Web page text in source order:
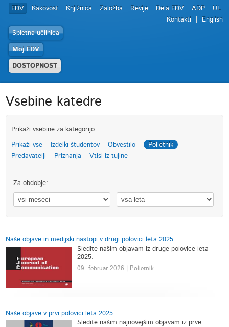
FDV Kakovost Knjižnica Založba Revije Dela FDV ADP
UL
Kontakti
English
Spletna učilnica
Moj FDV
DOSTOPNOST
Vsebine katedre
Prikaži vsebine za kategorijo:
Prikaži vse Izdelki študentov Obvestilo
Polletnik
Predavatelji
Priznanja Vtisi iz tujine
Za obdobje:
Naše objave in medijski nastopi v drugi polovici leta 2025
Sledite našim objavam iz druge polovice leta
2025.
09. februar 2026 | Polletnik
Naše objave v prvi polovici leta 2025
Sledite našim najnovejšim objavam iz prve